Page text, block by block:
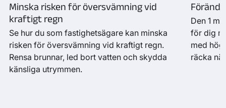
Minska risken för översvämning vid
kraftigt regn
Se hur du som fastighetsägare kan minska
risken för översvämning vid kraftigt regn.
Rensa brunnar, led bort vatten och skydda
känsliga utrymmen.
Den 1
för dig
med
räcka